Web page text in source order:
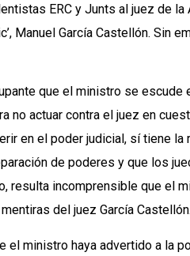
ERC y Junts al juez de la
Manuel García Castellón. Sin
que el ministro se escude
no actuar contra el juez en
en el poder judicial, sí tiene
de poderes y que los
resulta incomprensible que el
del juez García Castellón.
el ministro haya advertido a la